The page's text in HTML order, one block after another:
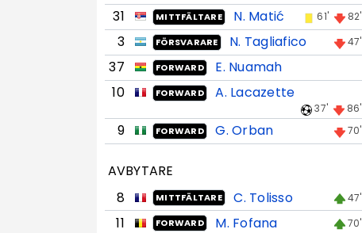
31
MITTFÄLTARE N. Matić 61' 82'
3 FÖRSVARARE N. Tagliafico 47'
37 FORWARD
E. Nuamah
10
FORWARD A. Lacazette
37' 86'
9 FORWARD G. Orban 70'
AVBYTARE
8
MITTFÄLTARE C. Tolisso 47'
11 FORWARD M. Fofana 70'